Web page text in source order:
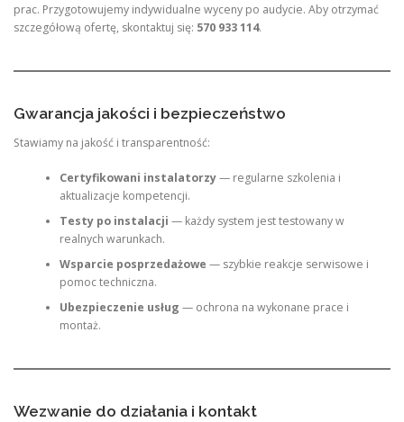
prac. Przygotowujemy indywidualne wyceny po audycie. Aby otrzymać
szczegółową ofertę, skontaktuj się: 570 933 114.
Gwarancja jakości i bezpieczeństwo
Stawiamy na jakość i transparentność:
Certyfikowani instalatorzy— regularne szkolenia i
aktualizacje kompetencji.
Testy po instalacji — każdy system jest testowany w
realnych warunkach.
Wsparcie posprzedażowe — szybkie reakcje serwisowe i
pomoc techniczna.
Ubezpieczenie usług — ochrona na wykonane prace i
montaż.
Wezwanie do działania i kontakt